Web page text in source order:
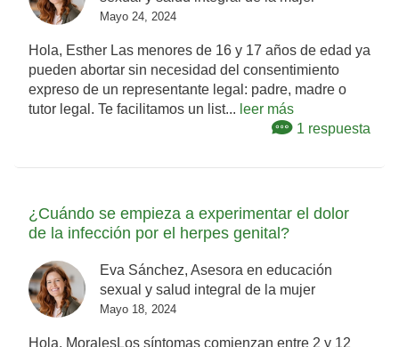
Mayo 24, 2024
Hola, Esther Las menores de 16 y 17 años de edad ya
pueden abortar sin necesidad del consentimiento
expreso de un representante legal: padre, madre o
tutor legal. Te facilitamos un list... leer más
1 respuesta
¿Cuándo se empieza a experimentar el dolor
de la infección por el herpes genital?
Eva Sánchez, Asesora en educación
sexual y salud integral de la mujer
Mayo 18, 2024
Hola, MoralesLos síntomas comienzan entre 2 y 12